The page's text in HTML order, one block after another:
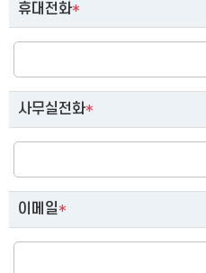
휴대전화*
사무실전화*
이메일*